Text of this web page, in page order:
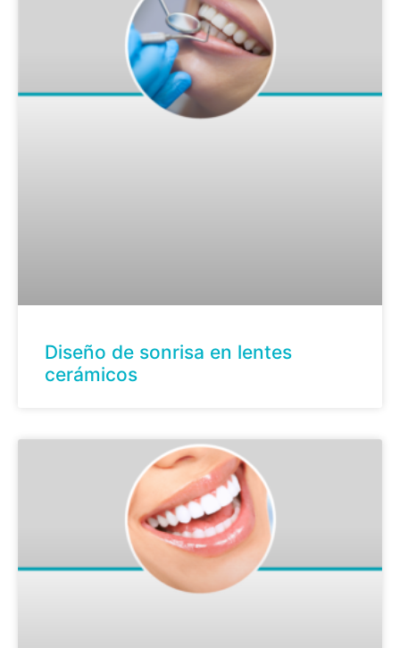
Diseño de sonrisa en lentes
cerámicos